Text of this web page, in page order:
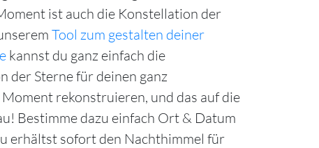
ist auch die Konstellation der
Tool zum gestalten deiner
kannst du ganz einfach die
der Sterne für deinen ganz
rekonstruieren, und das auf die
Bestimme dazu einfach Ort & Datum
erhältst sofort den Nachthimmel für